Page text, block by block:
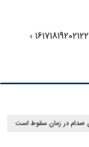
16171819202122
›
صدام در زمان سقوط است